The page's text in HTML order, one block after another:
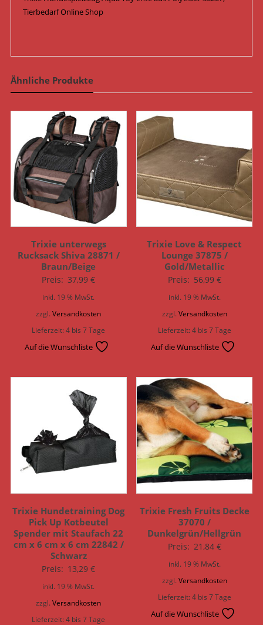
Tierbedarf Online Shop
Ähnliche Produkte
Trixie unterwegs
Rucksack Shiva 28871 /
Braun/Beige
Preis: 37,99€
inkl. 19 % MwSt.
zzgl.Versandkosten
Lieferzeit:4 bis 7 Tage
Auf die Wunschliste
Trixie Love & Respect
Lounge 37875 /
Gold/Metallic
Preis: 56,99 €
inkl. 19 % MwSt.
zzgl.Versandkosten
Lieferzeit:4 bis 7 Tage
Auf die Wunschliste
Trixie Hundetraining Dog
Pick Up Kotbeutel
Spender mit Staufach 22
cm x 6 cm x 6 cm 22842 /
Schwarz
Preis: 13,29€
inkl. 19 % MwSt.
zzgl.Versandkosten
Lieferzeit:4 bis 7 Tage
Trixie Fresh Fruits Decke
37070 /
Dunkelgrün/Hellgrün
Preis: 21,84 €
inkl. 19 % MwSt.
zzgl. Versandkosten
Lieferzeit:4 bis 7 Tage
Auf die Wunschliste